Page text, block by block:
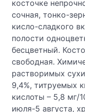
косточке
сочная, тонко-
кисло-сладкого
полости
бесцветный.
свободная.
растворимых
9,4%, титруемых
кислоты – 5,8 мг/
июля-5 августа,